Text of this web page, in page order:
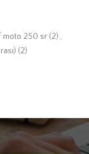
moto 250 sr (2) ,
(2)